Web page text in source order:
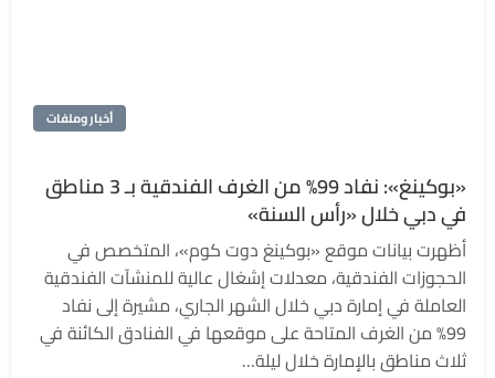
أخبار وملفات
«بوكينغ»: نفاد 99% من الغرف الفندقية بـ 3 مناطق
في دبي خلال «رأس السنة»
أظهرت بيانات موقع «بوكينغ دوت كوم»، المتخصص في
الحجوزات الفندقية، معدلات إشغال عالية للمنشآت الفندقية
العاملة في إمارة دبي خلال الشهر الجاري، مشيرة إلى نفاد
99% من الغرف المتاحة على موقعها في الفنادق الكائنة في
ثلاث مناطق بالإمارة خلال ليلة…